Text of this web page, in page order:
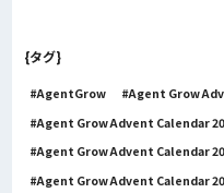
{タグ}
AgentGrow
Agent Grow
Agent Grow Advent Calendar
Agent Grow Advent Calendar
Agent Grow Advent Calendar